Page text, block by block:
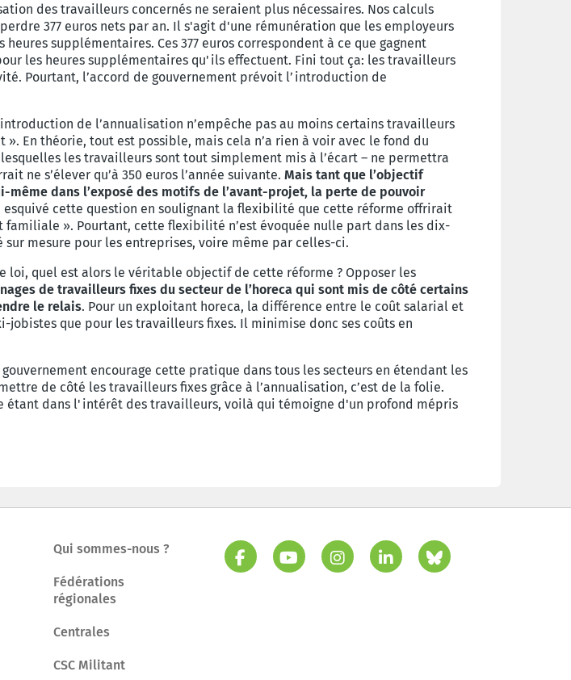
des travailleurs concernés ne seraient plus nécessaires. Nos calculs
377 euros nets par an. Il s'agit d'une rémunération que les employeurs
supplémentaires. Ces 377 euros correspondent à ce que gagnent
les heures supplémentaires qu'ils effectuent. Fini tout ça: les travailleurs
Pourtant, l’accord de gouvernement prévoit l’introduction de
de l’annualisation n’empêche pas au moins certains travailleurs
En théorie, tout est possible, mais cela n’a rien à voir avec le fond du
les travailleurs sont tout simplement mis à l’écart – ne permettra
ne s’élever qu’à 350 euros l’année suivante. Mais tant que l’objectif
dans l’exposé des motifs de l’avant-projet, la perte de pouvoir
esquivé cette question en soulignant la flexibilité que cette réforme offrirait
». Pourtant, cette flexibilité n’est évoquée nulle part dans les dix-
mesure pour les entreprises, voire même par celles-ci.
quel est alors le véritable objectif de cette réforme ? Opposer les
de travailleurs fixes du secteur de l’horeca qui sont mis de côté certains
le relais. Pour un exploitant horeca, la différence entre le coût salarial et
que pour les travailleurs fixes. Il minimise donc ses coûts en
encourage cette pratique dans tous les secteurs en étendant les
de côté les travailleurs fixes grâce à l’annualisation, c’est de la folie.
dans l'intérêt des travailleurs, voilà qui témoigne d'un profond mépris
Qui sommes-nous ?
Fédérations
régionales
Centrales
CSC Militant